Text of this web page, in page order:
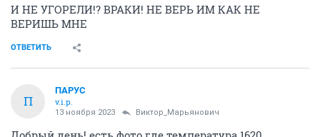
И НЕ УГОРЕЛИ!? ВРАКИ! НЕ ВЕРЬ ИМ КАК НЕ
ВЕРИШЬ МНЕ
ОТВЕТИТЬ
П
ПАРУС
v.i.p.
13 ноября 2023 Виктор_Марьянович